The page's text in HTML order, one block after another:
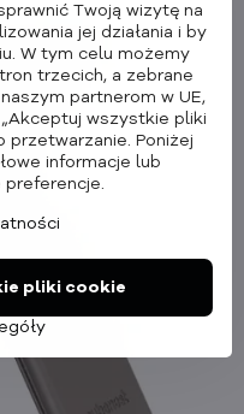
Twoją wizytę na
jej działania i by
W tym celu możemy
trzecich, a zebrane
partnerom w UE,
„Akceptuj wszystkie pliki
przetwarzanie. Poniżej
informacje lub
pliki cookie